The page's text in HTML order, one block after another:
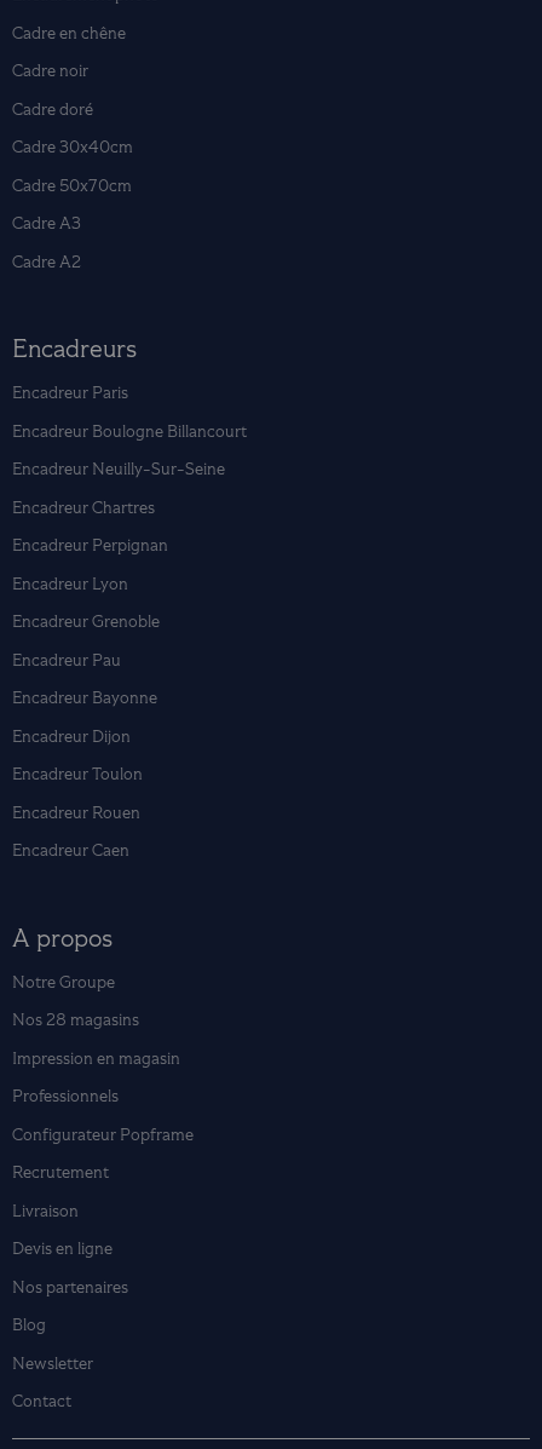
Cadre en chêne
Cadre noir
Cadre doré
Cadre 30x40cm
Cadre 50x70cm
Cadre A3
Cadre A2
Encadreurs
Encadreur Paris
Encadreur Boulogne Billancourt
Encadreur Neuilly-Sur-Seine
Encadreur Chartres
Encadreur Perpignan
Encadreur Lyon
Encadreur Grenoble
Encadreur Pau
Encadreur Bayonne
Encadreur Dijon
Encadreur Toulon
Encadreur Rouen
Encadreur Caen
A propos
Notre Groupe
Nos 28 magasins
Impression en magasin
Professionnels
Configurateur Popframe
Recrutement
Livraison
Devis en ligne
Nos partenaires
Blog
Newsletter
Contact